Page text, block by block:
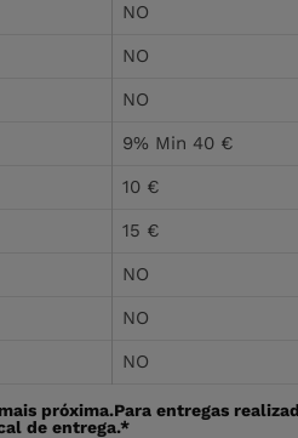
NO
NO
NO
9% Min 40 €
10 €
15 €
NO
NO
NO
próxima.Para entregas
de entrega.*